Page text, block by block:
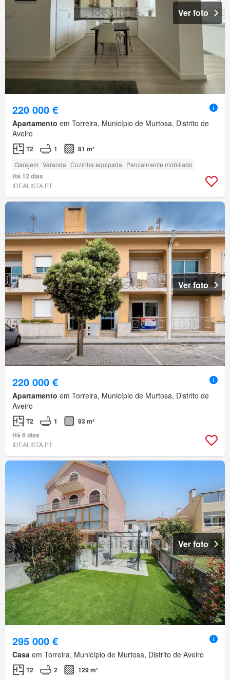
Ver foto
220 000 €
Apartamento em Torreira, Município de Murtosa, Distrito de
Aveiro
T2 1 81 m²
Garajem Varanda Cozinha equipada Parcialmente mobiliado
Há 12 dias
IDEALISTA.PT
Ver foto
220 000 €
Apartamento em Torreira, Município de Murtosa, Distrito de
Aveiro
T2 1
83 m²
Há 6 dias
IDEALISTA.PT
Ver foto
295 000 €
Casa em Torreira, Município de Murtosa, Distrito de Aveiro
T2 2 129 m²